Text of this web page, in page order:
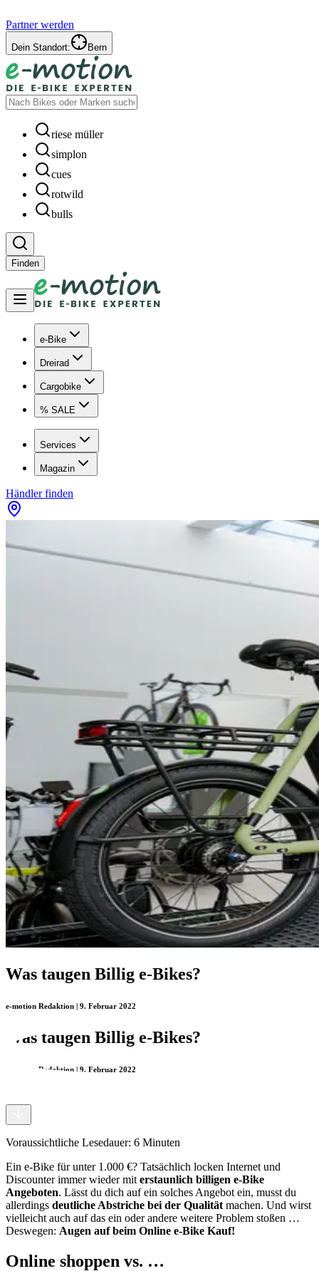
Partner werden
Dein Standort: Bern
riese müller
simplon
cues
rotwild
bulls
Finden
e-Bike
Dreirad
Cargobike
% SALE
Services
Magazin
Händler finden
Was taugen Billig e-Bikes?
e-motion Redaktion | 9. Februar 2022
Was taugen Billig e-Bikes?
e-motion Redaktion | 9. Februar 2022
Voraussichtliche Lesedauer: 6 Minuten
Ein e-Bike für unter 1.000 €? Tatsächlich locken Internet und
Discounter immer wieder mit erstaunlich billigen e-Bike
Angeboten. Lässt du dich auf ein solches Angebot ein, musst du
allerdings deutliche Abstriche bei der Qualität machen. Und wirst
vielleicht auch auf das ein oder andere weitere Problem stoßen …
Deswegen: Augen auf beim Online e-Bike Kauf!
Online shoppen vs. …